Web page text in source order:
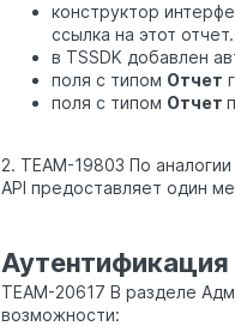
конструктор
ссылка на этот отчет.
в TSSDK добавлен
поля с типом Отчет
поля с типом Отчет
2. TEAM-19803 По
API предоставляет один
TEAM-20617 В разделе
возможности: